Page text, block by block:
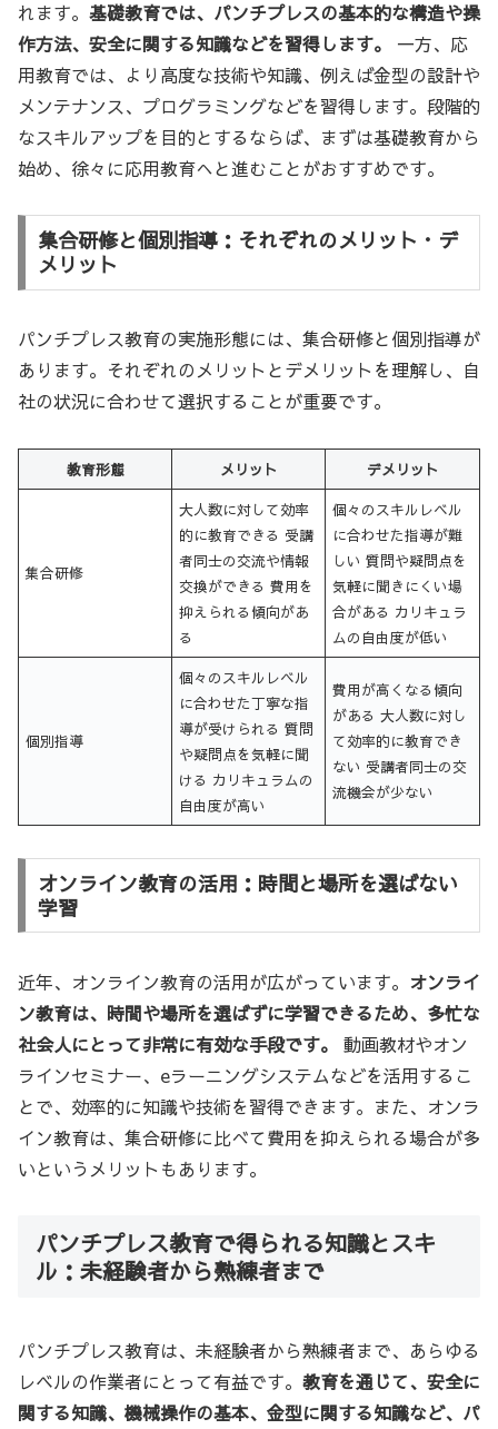
れます。 基礎教育では、パンチプレスの基本的な構造や操
作方法、安全に関する知識などを習得します。
一方、応
用教育では、より高度な技術や知識、例えば金型の設計や
メンテナンス、プログラミングなどを習得します。段階的
なスキルアップを目的とするならば、まずは基礎教育から
始め、徐々に応用教育へと進むことがおすすめです。
集合研修と個別指導：それぞれのメリット・デ
メリット
パンチプレス教育の実施形態には、集合研修と個別指導が
あります。それぞれのメリットとデメリットを理解し、自
社の状況に合わせて選択することが重要です。
教育形態 メリット デメリット
集合研修
大人数に対して効率
的に教育できる 受講
者同士の交流や情報
交換ができる 費用を
抑えられる傾向があ
る
個々のスキルレベル
に合わせた指導が難
しい 質問や疑問点を
気軽に聞きにくい場
合がある カリキュラ
ムの自由度が低い
個別指導
個々のスキルレベル
に合わせた丁寧な指
導が受けられる 質問
や疑問点を気軽に聞
ける カリキュラムの
自由度が高い
費用が高くなる傾向
がある 大人数に対し
て効率的に教育でき
ない 受講者同士の交
流機会が少ない
オンライン教育の活用：時間と場所を選ばない
学習
近年、オンライン教育の活用が広がっています。 オンライ
ン教育は、時間や場所を選ばずに学習できるため、多忙な
社会人にとって非常に有効な手段です。
動画教材やオン
ラインセミナー、eラーニングシステムなどを活用するこ
とで、効率的に知識や技術を習得できます。また、オンラ
イン教育は、集合研修に比べて費用を抑えられる場合が多
いというメリットもあります。
パンチプレス教育で得られる知識とスキ
ル：未経験者から熟練者まで
パンチプレス教育は、未経験者から熟練者まで、あらゆる
レベルの作業者にとって有益です。 教育を通じて、安全に
関する知識、機械操作の基本、金型に関する知識など、パ